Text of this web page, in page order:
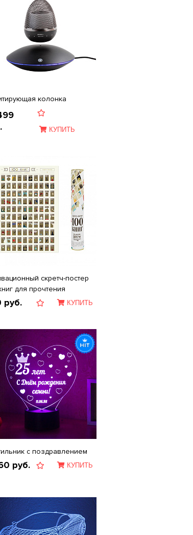
колонка
КУПИТЬ
скретч-постер
для прочтения
руб. КУПИТЬ
с поздравлением
руб. КУПИТЬ